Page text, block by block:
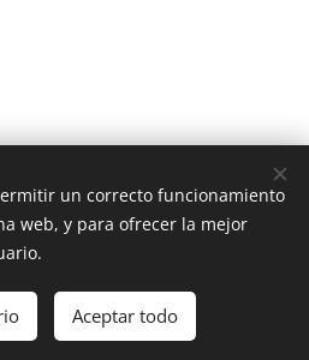
S.R.L.
132-67260-7
un correcto funcionamiento
web, y para ofrecer la mejor
Aceptar todo